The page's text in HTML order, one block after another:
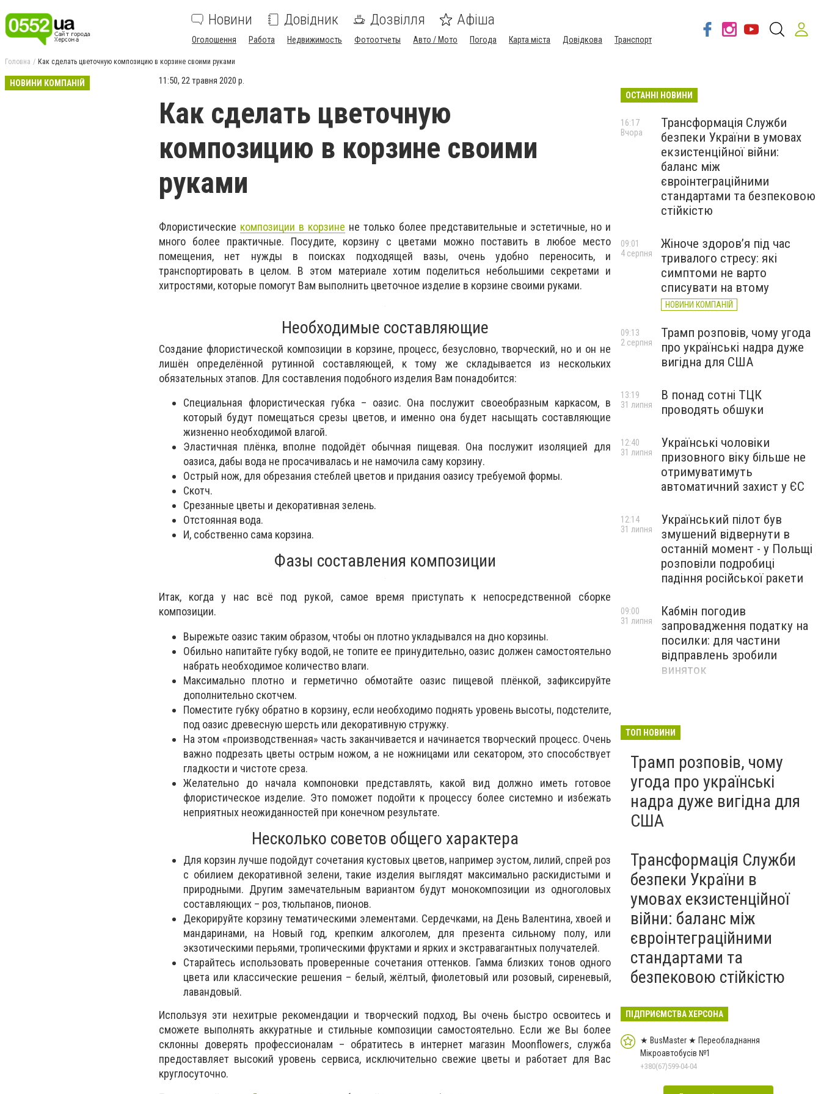
Новини Довідник Дозвілля Афіша
Оголошення Работа Недвижимость Фотоотчеты Авто / Мото Погода Карта міста Довідкова Транспорт
Головна Как сделать цветочную композицию в корзине своими руками
НОВИНИ КОМПАНІЙ 11:50, 22 травня 2020 р.
Как сделать цветочную
композицию в корзине своими
руками
Флористические композиции в корзине не только более представительные и эстетичные, но и
много более практичные. Посудите, корзину с цветами можно поставить в любое место
помещения, нет нужды в поисках подходящей вазы, очень удобно переносить, и
транспортировать в целом. В этом материале хотим поделиться небольшими секретами и
хитростями, которые помогут Вам выполнить цветочное изделие в корзине своими руками.
Необходимые составляющие
Создание флористической композиции в корзине, процесс, безусловно, творческий, но и он не
лишён определённой рутинной составляющей, к тому же складывается из нескольких
обязательных этапов. Для составления подобного изделия Вам понадобится:
Специальная флористическая губка – оазис. Она послужит своеобразным каркасом, в
который будут помещаться срезы цветов, и именно она будет насыщать составляющие
жизненно необходимой влагой.
Эластичная плёнка, вполне подойдёт обычная пищевая. Она послужит изоляцией для
оазиса, дабы вода не просачивалась и не намочила саму корзину.
Острый нож, для обрезания стеблей цветов и придания оазису требуемой формы.
Скотч.
Срезанные цветы и декоративная зелень.
Отстоянная вода.
И, собственно сама корзина.
Фазы составления композиции
Итак, когда у нас всё под рукой, самое время приступать к непосредственной сборке
композиции.
Вырежьте оазис таким образом, чтобы он плотно укладывался на дно корзины.
Обильно напитайте губку водой, не топите ее принудительно, оазис должен самостоятельно
набрать необходимое количество влаги.
Максимально плотно и герметично обмотайте оазис пищевой плёнкой, зафиксируйте
дополнительно скотчем.
Поместите губку обратно в корзину, если необходимо поднять уровень высоты, подстелите,
под оазис древесную шерсть или декоративную стружку.
На этом «производственная» часть заканчивается и начинается творческий процесс. Очень
важно подрезать цветы острым ножом, а не ножницами или секатором, это способствует
гладкости и чистоте среза.
Желательно до начала компоновки представлять, какой вид должно иметь готовое
флористическое изделие. Это поможет подойти к процессу более системно и избежать
неприятных неожиданностей при конечном результате.
Несколько советов общего характера
Для корзин лучше подойдут сочетания кустовых цветов, например эустом, лилий, спрей роз
с обилием декоративной зелени, такие изделия выглядят максимально раскидистыми и
природными. Другим замечательным вариантом будут монокомпозиции из одноголовых
составляющих – роз, тюльпанов, пионов.
Декорируйте корзину тематическими элементами. Сердечками, на День Валентина, хвоей и
мандаринами, на Новый год, крепким алкоголем, для презента сильному полу, или
экзотическими перьями, тропическими фруктами и ярких и экстравагантных получателей.
Старайтесь использовать проверенные сочетания оттенков. Гамма близких тонов одного
цвета или классические решения – белый, жёлтый, фиолетовый или розовый, сиреневый,
лавандовый.
Используя эти нехитрые рекомендации и творческий подход, Вы очень быстро освоитесь и
сможете выполнять аккуратные и стильные композиции самостоятельно. Если же Вы более
склонны доверять профессионалам – обратитесь в интернет магазин Moonflowers, служба
предоставляет высокий уровень сервиса, исключительно свежие цветы и работает для Вас
круглосуточно.
ОСТАННІ НОВИНИ
Трансформація Служби
безпеки України в умовах
екзистенційної війни:
баланс між
євроінтеграційними
стандартами та безпековою
стійкістю
16:17
Вчора
Жіноче здоров’я під час
тривалого стресу: які
симптоми не варто
списувати на втому
НОВИНИ КОМПАНІЙ
09:01
4 серпня
Трамп розповів, чому угода
про українські надра дуже
вигідна для США
09:13
2 серпня
В понад сотні ТЦК
проводять обшуки
13:19
31 липня
Українські чоловіки
призовного віку більше не
отримуватимуть
автоматичний захист у ЄС
12:40
31 липня
Український пілот був
змушений відвернути в
останній момент - у Польщі
розповіли подробиці
падіння російської ракети
12:14
31 липня
Кабмін погодив
запровадження податку на
посилки: для частини
відправлень зробили
виняток
09:00
31 липня
доброчесності й
ТОП НОВИНИ
Трамп розповів, чому
угода про українські
надра дуже вигідна для
США
Трансформація Служби
безпеки України в
умовах екзистенційної
війни: баланс між
євроінтеграційними
стандартами та
безпековою стійкістю
ПІДПРИЄМСТВА ХЕРСОНА
★ BusMaster ★ Переобладнання
Мікроавтобусів №1
+380(67)599-04-04